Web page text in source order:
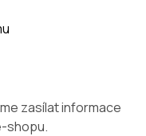
zasílat informace
shopu.